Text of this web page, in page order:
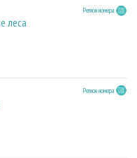
Регион номера
леса
Регион номера